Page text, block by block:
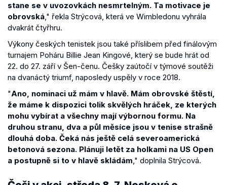
stane se v uvozovkách nesmrtelným. Ta motivace je
obrovská," řekla Strýcová, která ve Wimbledonu vyhrála
dvakrát čtyřhru.
Výkony českých tenistek jsou také příslibem před finálovým
turnajem Poháru Billie Jean Kingové, který se bude hrát od
22. do 27. září v Šen-čenu. Češky zaútočí v týmové soutěži
na dvanáctý triumf, naposledy uspěly v roce 2018.
"Ano, nominaci už mám v hlavě. Mám obrovské štěstí,
že máme k dispozici tolik skvělých hráček, ze kterých
mohu vybírat a všechny mají výbornou formu. Na
druhou stranu, dva a půl měsíce jsou v tenise strašně
dlouhá doba. Čeká nás ještě celá severoamerická
betonová sezona. Plánuji letět za holkami na US Open
a postupně si to v hlavě skládám," doplnila Strýcová.